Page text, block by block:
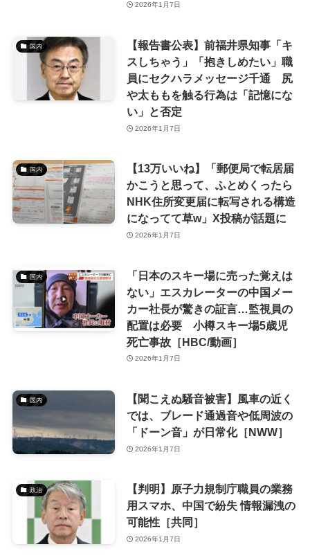
2026年1月7日
国内
【報告書公表】前福井県知事「キ
スしちゃう」「抱きしめたい」職
員にセクハラメッセージ千通 尻
や太ももを触る行為は「記憶にな
い」と否定
2026年1月7日
国内
【13万いいね】「郵便局で転居届
かこうと思って、ふとめくったら
NHK住所変更届に転写される構造
になってて草w」X投稿が話題に
2026年1月7日
国内
「日本のスキー場に売った覚えは
ない」エスカレーターの中国メー
カー社長が驚きの証言…監視員の
配置は必要 小樽スキー場5歳児
死亡事故［HBC/動画］
2026年1月7日
国内
【聞こえぬ騒音被害】風車の近く
では、ブレード通過音や低周波の
「ドーン音」が日常化［NWW］
2026年1月7日
政治
【判明】原子力規制庁職員の業務
用スマホ、中国で紛失 情報漏洩の
可能性［共同］
2026年1月7日